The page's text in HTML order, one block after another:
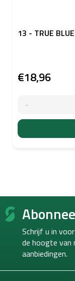
13 - TRUE
€18,96
F
Schrijf u in
de hoogte van
aanbiedingen.